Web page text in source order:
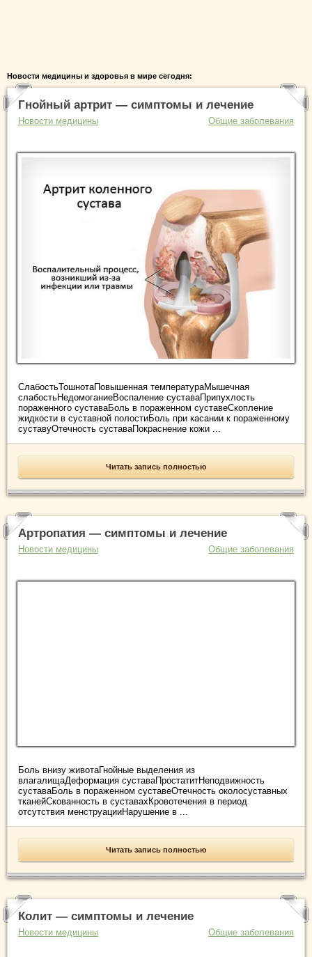
Новости медицины и здоровья в мире сегодня:
Гнойный артрит — симптомы и лечение
Новости медицины Общие заболевания
СлабостьТошнотаПовышенная температураМышечная
слабостьНедомоганиеВоспаление суставаПрипухлость
пораженного суставаБоль в пораженном суставеСкопление
жидкости в суставной полостиБоль при касании к пораженному
суставуОтечность суставаПокраснение кожи ...
Читать запись полностью
Артропатия — симптомы и лечение
Новости медицины Общие заболевания
Боль внизу животаГнойные выделения из
влагалищаДеформация суставаПростатитНеподвижность
суставаБоль в пораженном суставеОтечность околосуставных
тканейСкованность в суставахКровотечения в период
отсутствия менструацииНарушение в ...
Читать запись полностью
Колит — симптомы и лечение
Новости медицины Общие заболевания